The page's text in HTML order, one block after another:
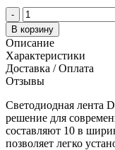
-
В корзину
Описание
Характеристики
Доставка / Оплата
Отзывы
Светодиодная лента
решение для
составляют 10 в
позволяет легко